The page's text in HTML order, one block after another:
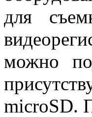
для
можно
microSD.